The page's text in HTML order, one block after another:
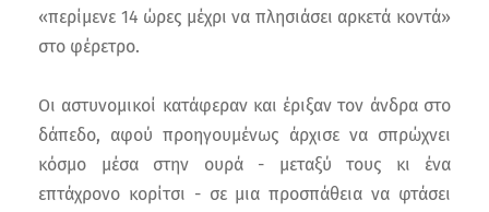
«περίμενε 14 ώρες μέχρι να πλησιάσει αρκετά κοντά»
στο φέρετρο.
Οι αστυνομικοί κατάφεραν και έριξαν τον άνδρα στο
δάπεδο, αφού προηγουμένως άρχισε να σπρώχνει
κόσμο μέσα στην ουρά - μεταξύ τους κι ένα
επτάχρονο κορίτσι - σε μια προσπάθεια να φτάσει